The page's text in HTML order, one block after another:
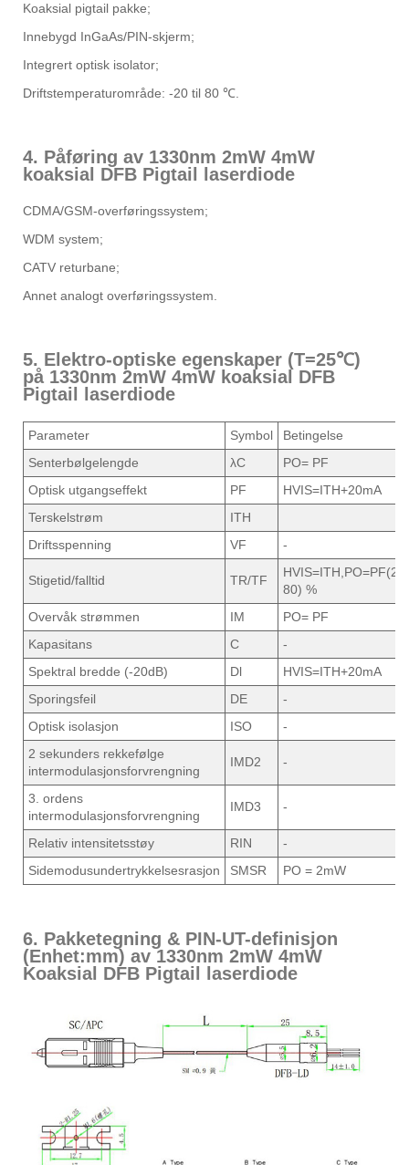
Koaksial pigtail pakke;
Innebygd InGaAs/PIN-skjerm;
Integrert optisk isolator;
Driftstemperaturområde: -20 til 80 ℃.
4. Påføring av 1330nm 2mW 4mW
koaksial DFB Pigtail laserdiode
CDMA/GSM-overføringssystem;
WDM system;
CATV returbane;
Annet analogt overføringssystem.
5. Elektro-optiske egenskaper (T=25℃)
på 1330nm 2mW 4mW koaksial DFB
Pigtail laserdiode
Parameter Symbol
Betingelse
Senterbølgelengde
λC
PO= PF
Optisk utgangseffekt
PF
HVIS=ITH+20mA
Terskelstrøm
ITH
Driftsspenning
VF -
Stigetid/falltid TR/TF
HVIS=ITH,PO=PF(20-
80) %
Overvåk strømmen
IM
PO= PF
Kapasitans
C
-
Spektral bredde (-20dB)
Dl
HVIS=ITH+20mA
Sporingsfeil
DE
-
Optisk isolasjon
ISO
-
2 sekunders rekkefølge
intermodulasjonsforvrengning
IMD2 -
3. ordens
intermodulasjonsforvrengning
IMD3 -
Relativ intensitetsstøy RIN
-
Sidemodusundertrykkelsesrasjon
SMSR PO = 2mW
6. Pakketegning & PIN-UT-definisjon
(Enhet:mm) av 1330nm 2mW 4mW
Koaksial DFB Pigtail laserdiode